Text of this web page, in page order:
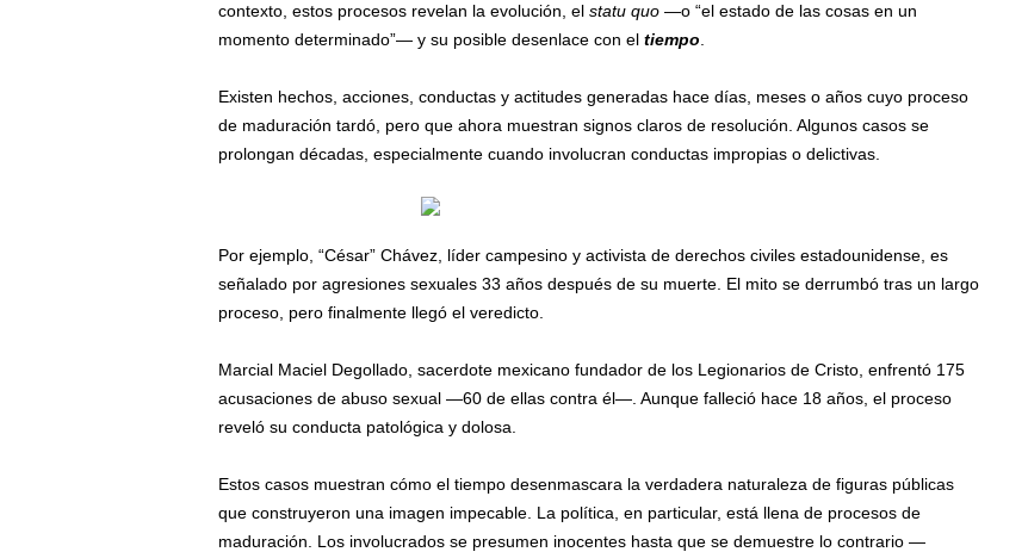
contexto, estos procesos revelan la evolución, el statu quo—o “el estado de las cosas en un
momento determinado”— y su posible desenlace con el tiempo
Existen hechos, acciones, conductas y actitudes generadas hace días, meses o años cuyo proceso
de maduración tardó, pero que ahora muestran signos claros de resolución. Algunos casos se
prolongan décadas, especialmente cuando involucran conductas impropias o delictivas.
Por ejemplo, “César” Chávez, líder campesino y activista de derechos civiles estadounidense, es
señalado por agresiones sexuales 33 años después de su muerte. El mito se derrumbó tras un largo
proceso, pero finalmente llegó el veredicto.
Marcial Maciel Degollado, sacerdote mexicano fundador de los Legionarios de Cristo, enfrentó 175
acusaciones de abuso sexual —60 de ellas contra él—. Aunque falleció hace 18 años, el proceso
reveló su conducta patológica y dolosa.
Estos casos muestran cómo el tiempo desenmascara la verdadera naturaleza de figuras públicas
que construyeron una imagen impecable. La política, en particular, está llena de procesos de
maduración. Los involucrados se presumen inocentes hasta que se demuestre lo contrario —